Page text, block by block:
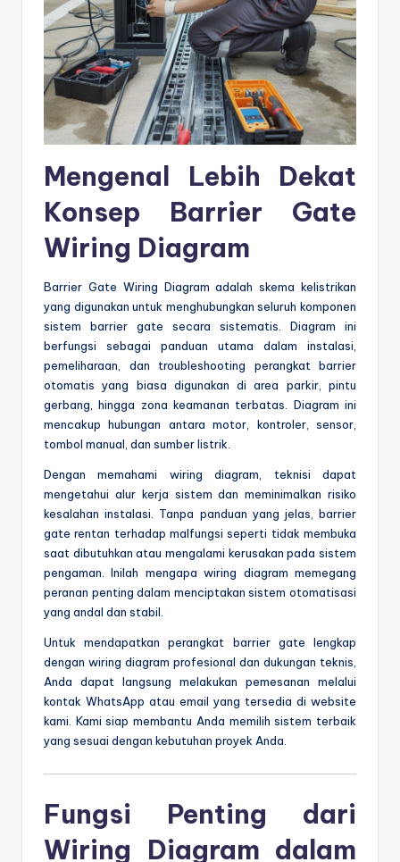
Mengenal Lebih Dekat
Konsep Barrier Gate
Wiring Diagram
Barrier Gate Wiring Diagram adalah skema kelistrikan
yang digunakan untuk menghubungkan seluruh komponen
sistem barrier gate secara sistematis. Diagram ini
berfungsi sebagai panduan utama dalam instalasi,
pemeliharaan, dan troubleshooting perangkat barrier
otomatis yang biasa digunakan di area parkir, pintu
gerbang, hingga zona keamanan terbatas. Diagram ini
mencakup hubungan antara motor, kontroler, sensor,
tombol manual, dan sumber listrik.
Dengan memahami wiring diagram, teknisi dapat
mengetahui alur kerja sistem dan meminimalkan risiko
kesalahan instalasi. Tanpa panduan yang jelas, barrier
gate rentan terhadap malfungsi seperti tidak membuka
saat dibutuhkan atau mengalami kerusakan pada sistem
pengaman. Inilah mengapa wiring diagram memegang
peranan penting dalam menciptakan sistem otomatisasi
yang andal dan stabil.
Untuk mendapatkan perangkat barrier gate lengkap
dengan wiring diagram profesional dan dukungan teknis,
Anda dapat langsung melakukan pemesanan melalui
kontak WhatsApp atau email yang tersedia di website
kami. Kami siap membantu Anda memilih sistem terbaik
yang sesuai dengan kebutuhan proyek Anda.
Fungsi Penting dari
Wiring Diagram dalam